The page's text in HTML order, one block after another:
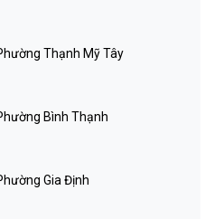
Thạnh Mỹ Tây
Bình Thạnh
Gia Định